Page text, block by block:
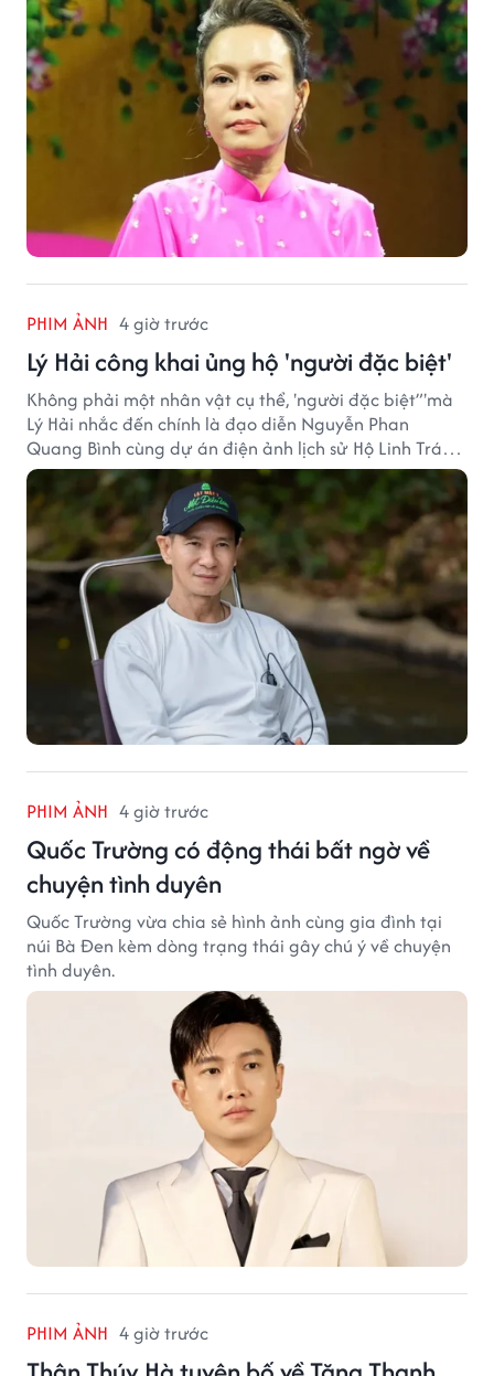
PHIM ẢNH 4 giờ trước
Lý Hải công khai ủng hộ 'người đặc biệt'
Không phải một nhân vật cụ thể, 'người đặc biệt”'mà
Lý Hải nhắc đến chính là đạo diễn Nguyễn Phan
Quang Bình cùng dự án điện ảnh lịch sử Hộ Linh Tráng
Sĩ: Bí Ẩn Mộ Vua Đinh.
PHIM ẢNH 4 giờ trước
Quốc Trường có động thái bất ngờ về
chuyện tình duyên
Quốc Trường vừa chia sẻ hình ảnh cùng gia đình tại
núi Bà Đen kèm dòng trạng thái gây chú ý về chuyện
tình duyên.
PHIM ẢNH 4 giờ trước